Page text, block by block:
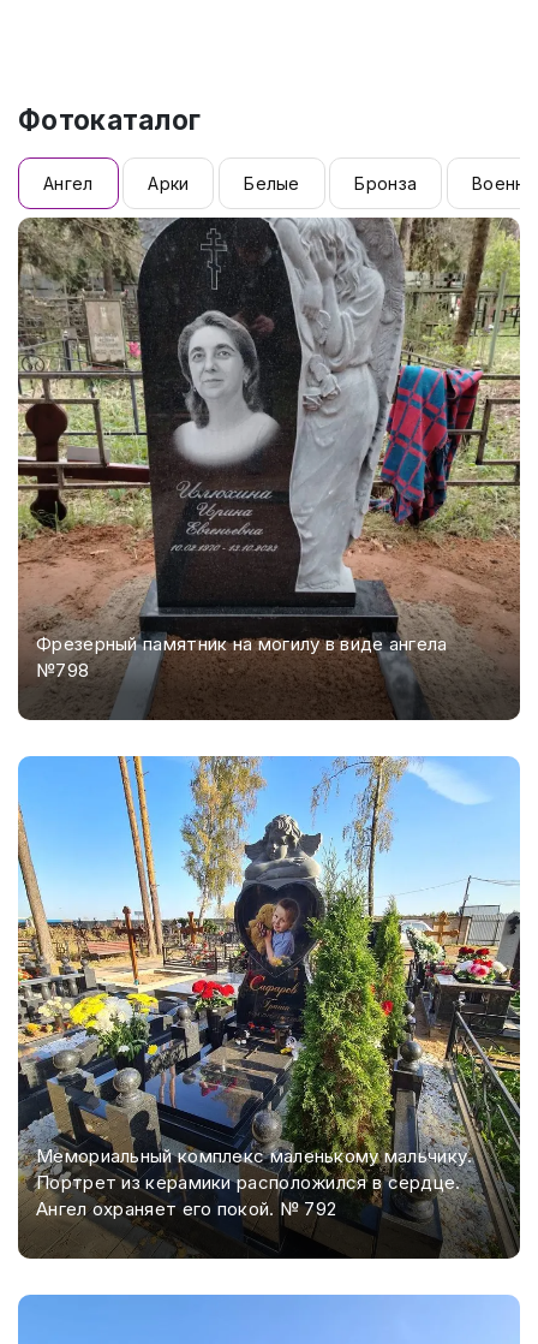
Фотокаталог
Ангел Арки Белые Бронза
Фрезерный памятник на могилу в виде ангела
№798
Мемориальный комплекс маленькому мальчику.
Портрет из керамики расположился в сердце.
Ангел охраняет его покой. № 792